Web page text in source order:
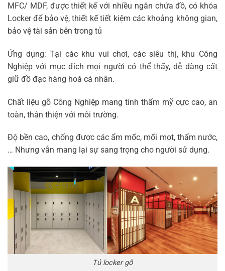
MFC/ MDF, được thiết kế với nhiều ngăn chứa đồ, có khóa
Locker để bảo vệ, thiết kế tiết kiệm các khoảng không gian,
bảo vệ tài sản bên trong tủ
Ứng dụng: Tại các khu vui chơi, các siêu thị, khu Công
Nghiệp với mục đích mọi người có thể thấy, dễ dàng cất
giữ đồ đạc hàng hoá cá nhân.
Chất liệu gỗ Công Nghiệp mang tính thẩm mỹ cực cao, an
toàn, thân thiện với môi trường.
Độ bền cao, chống được các ẩm mốc, mối mọt, thấm nước,
… Nhưng vẫn mang lại sự sang trọng cho người sử dụng.
Tủ locker gỗ